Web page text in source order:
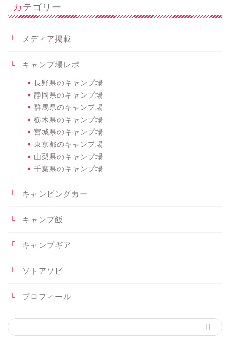
カテゴリー
メディア掲載
キャンプ場レポ
長野県のキャンプ場
静岡県のキャンプ場
群馬県のキャンプ場
栃木県のキャンプ場
宮城県のキャンプ場
東京都のキャンプ場
山梨県のキャンプ場
千葉県のキャンプ場
キャンピングカー
キャンプ飯
キャンプギア
ソトアソビ
プロフィール